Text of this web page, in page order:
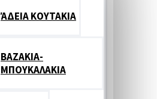
ΆΔΕΙΑ ΚΟΥΤΑΚΙΑ
ΒΑΖΑΚΙΑ-
ΜΠΟΥΚΑΛΑΚΙΑ